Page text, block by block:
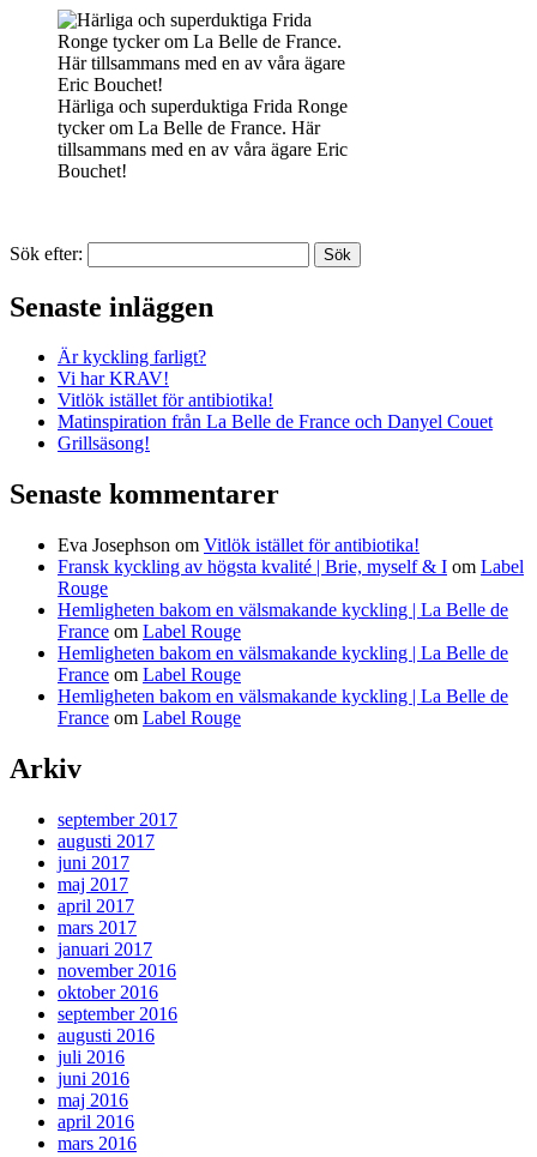
Härliga och superduktiga Frida Ronge
tycker om La Belle de France. Här
tillsammans med en av våra ägare Eric
Bouchet!
Sök efter:
Senaste inläggen
Är kyckling farligt?
Vi har KRAV!
Vitlök istället för antibiotika!
Matinspiration från La Belle de France och Danyel Couet
Grillsäsong!
Senaste kommentarer
Eva Josephson om Vitlök istället för antibiotika!
Fransk kyckling av högsta kvalité | Brie, myself & I om Label
Rouge
Hemligheten bakom en välsmakande kyckling | La Belle de
France om Label Rouge
Hemligheten bakom en välsmakande kyckling | La Belle de
France om Label Rouge
Hemligheten bakom en välsmakande kyckling | La Belle de
France om Label Rouge
Arkiv
september 2017
augusti 2017
juni 2017
maj 2017
april 2017
mars 2017
januari 2017
november 2016
oktober 2016
september 2016
augusti 2016
juli 2016
juni 2016
maj 2016
april 2016
mars 2016